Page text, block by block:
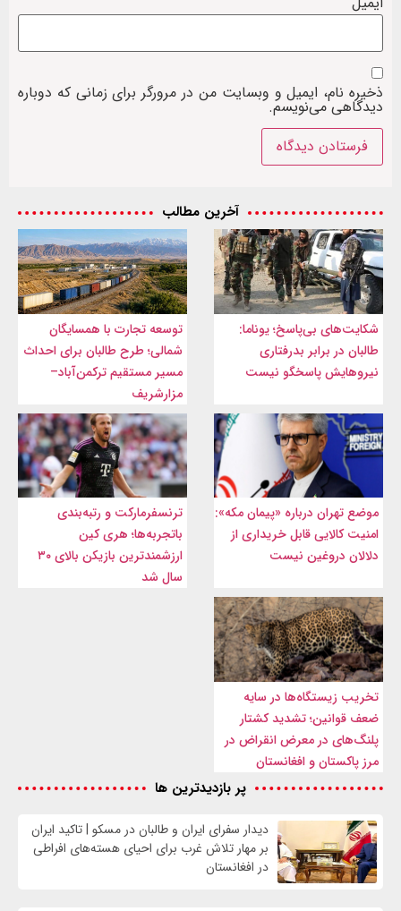
ذخیره نام، ایمیل و وبسایت من در مرورگر برای زمانی که دوباره
دیدگاهی می‌نویسم.
آخرین مطالب
شکایت‌های بی‌پاسخ؛ یوناما:
طالبان در برابر بدرفتاری
نیروهایش پاسخگو نیست
توسعه تجارت با همسایگان
شمالی؛ طرح طالبان برای احداث
مسیر مستقیم ترکمن‌آباد–
مزارشریف
موضع تهران درباره «پیمان مکه»:
امنیت کالایی قابل خریداری از
دلالان دروغین نیست
ترنسفرمارکت و رتبه‌بندی
باتجربه‌ها؛ هری کین
ارزشمندترین بازیکن بالای ۳۰
سال شد
تخریب زیستگاه‌ها در سایه
ضعف قوانین؛ تشدید کشتار
پلنگ‌های در معرض انقراض در
مرز پاکستان و افغانستان
پر بازدیدترین ها
دیدار سفرای ایران و طالبان در مسکو | تاکید ایران
بر مهار تلاش‌ غرب برای احیای هسته‌های افراطی
در افغانستان